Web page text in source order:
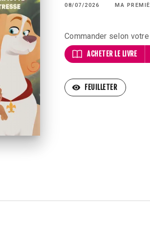
08/07/2026 MA
Commander selon
ACHETER LE LIVRE
visibility FEUILLETER